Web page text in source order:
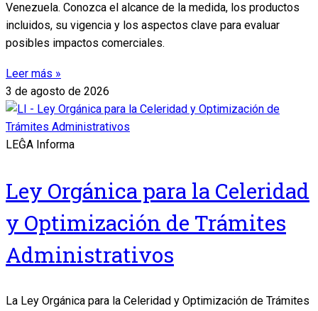
Venezuela. Conozca el alcance de la medida, los productos
incluidos, su vigencia y los aspectos clave para evaluar
posibles impactos comerciales.
Leer más »
3 de agosto de 2026
LEĜA Informa
Ley Orgánica para la Celeridad
y Optimización de Trámites
Administrativos
La Ley Orgánica para la Celeridad y Optimización de Trámites